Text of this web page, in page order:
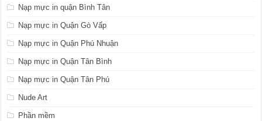
Nạp mực in quận Bình Tân
Nạp mực in Quận Gò Vấp
Nạp mực in Quận Phú Nhuận
Nạp mực in Quận Tân Bình
Nạp mực in Quận Tân Phú
Nude Art
Phần mềm